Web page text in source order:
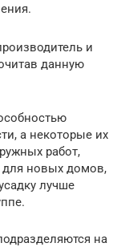
и
данную
а некоторые их
работ,
для новых домов,
лучше
на